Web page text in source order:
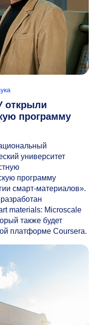
открыли
программу
университет
программу
смарт-материалов».
materials: Microscale
также будет
платформе Coursera.